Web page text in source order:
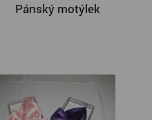
Pánský motýlek